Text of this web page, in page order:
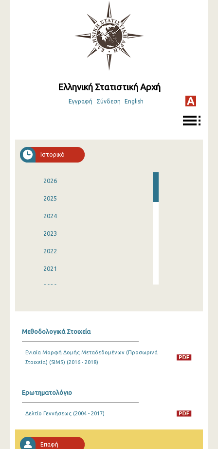
Ελληνική Στατιστική Αρχή
Εγγραφή Σύνδεση English
Ιστορικό
2026
2025
2024
2023
2022
2021
2020
2016
2014
2009
Μεθοδολογικά Στοιχεία
Ενιαία Μορφή Δομής Μεταδεδομένων (Προσωρινά
Στοιχεία) (SIMS) (2016 - 2018)
Ερωτηματολόγιο
Δελτίο Γεννήσεως (2004 - 2017)
Επαφή